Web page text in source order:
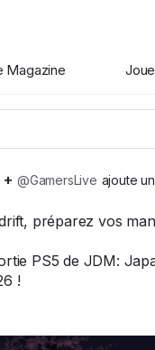
Magazine
+ @GamersLive ajoute
préparez vos
PS5 de JDM:
!
trailer qui envoie du
inspirées